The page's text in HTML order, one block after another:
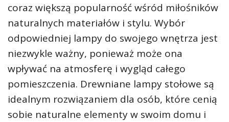
coraz większą popularność wśród miłośników
naturalnych materiałów i stylu. Wybór
odpowiedniej lampy do swojego wnętrza jest
niezwykle ważny, ponieważ może ona
wpływać na atmosferę i wygląd całego
pomieszczenia. Drewniane lampy stołowe są
idealnym rozwiązaniem dla osób, które cenią
sobie naturalne elementy w swoim domu i